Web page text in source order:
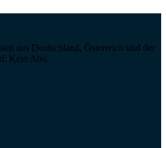
aus Deutschland, Österreich und der
Kein Abo.